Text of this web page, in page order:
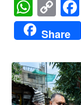
Share